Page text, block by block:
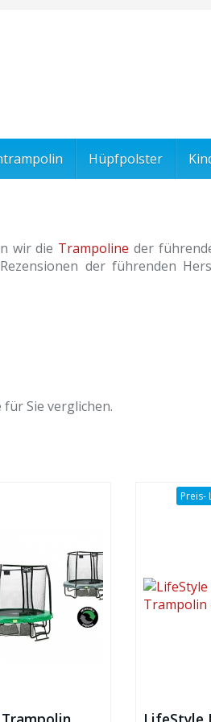
Hüpfpolster
wir die Trampoline der
der führenden
Sie verglichen.
Preis-